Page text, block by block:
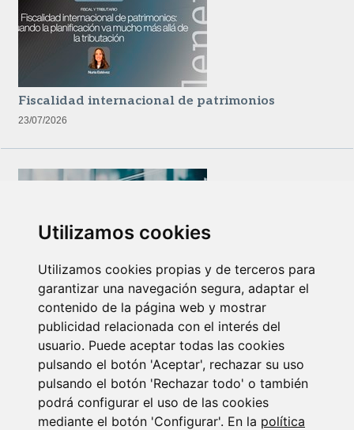
Utilizamos cookies
Utilizamos cookies propias y de terceros para
garantizar una navegación segura, adaptar el
contenido de la página web y mostrar
publicidad relacionada con el interés del
usuario. Puede aceptar todas las cookies
pulsando el botón 'Aceptar', rechazar su uso
pulsando el botón 'Rechazar todo' o también
podrá configurar el uso de las cookies
mediante el botón 'Configurar'. En la política
Fiscalidad internacional de patrimonios
23/07/2026
Newsletter Insolvencias y Situaciones Especiales
14/07/2026